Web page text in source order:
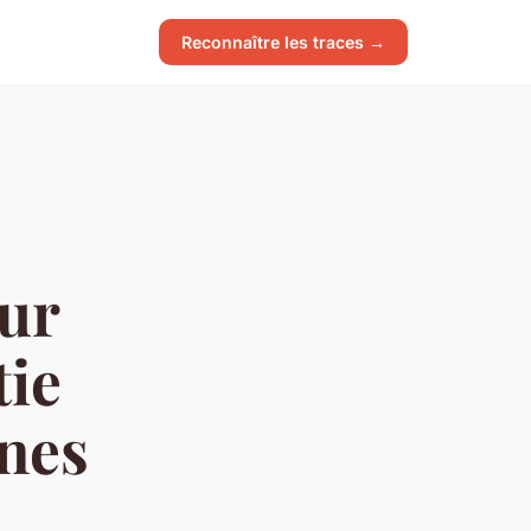
Reconnaître les traces →